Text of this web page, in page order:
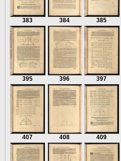
383 384 385
395 396 397
407 408 409